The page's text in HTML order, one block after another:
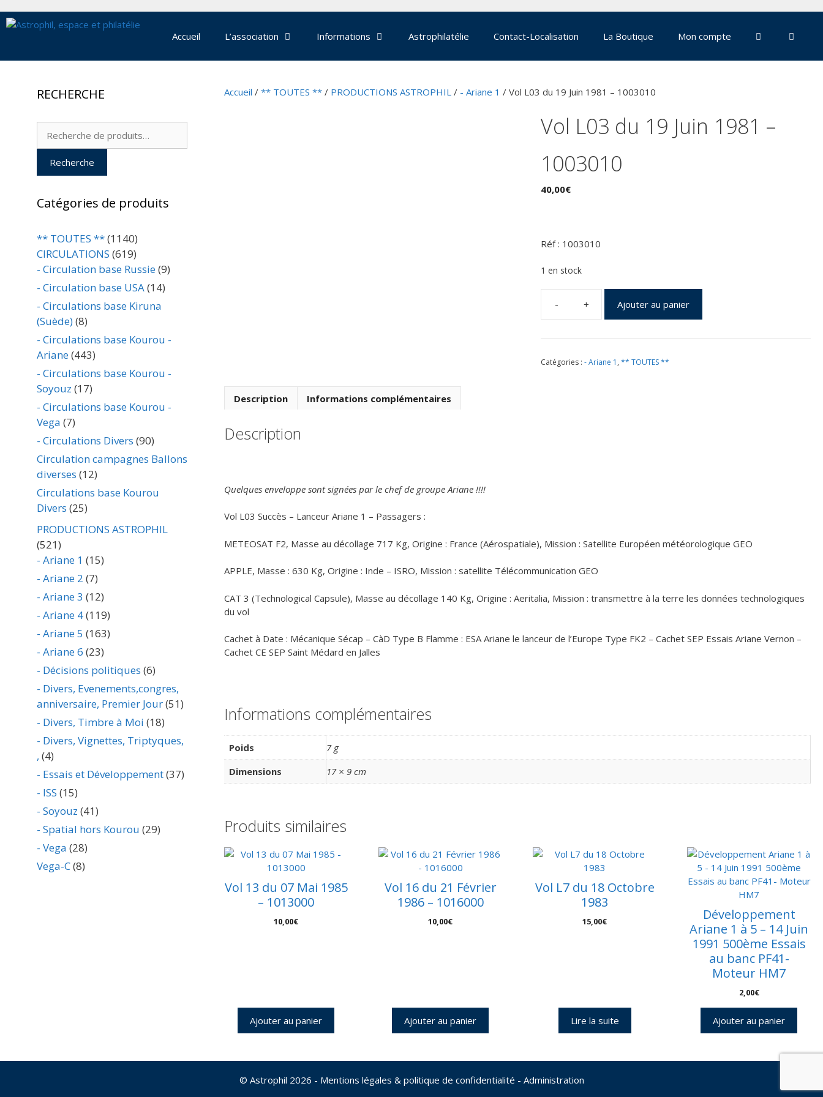
au
Accueil L’association Informations Astrophilatélie Contact-Localisation La Boutique Mon compte
Accueil / ** TOUTES ** / PRODUCTIONS ASTROPHIL / - Ariane 1 / Vol L03 du 19 Juin 1981 – 1003010
Vol L03 du 19 Juin 1981 –
1003010
40,00€
Réf : 1003010
1 en stock
quantité
de
Vol
du
Ajouter au panier
Catégories :- Ariane 1 ,** TOUTES **
Description Informations complémentaires
Description
Quelques enveloppe sont signées par le chef de groupe Ariane !!!!
Vol L03 Succès – Lanceur Ariane 1 – Passagers :
METEOSAT F2, Masse au décollage 717 Kg, Origine : France (Aérospatiale), Mission : Satellite Européen météorologique GEO
APPLE, Masse : 630 Kg, Origine : Inde – ISRO, Mission : satellite Télécommunication GEO
CAT 3 (Technological Capsule), Masse au décollage 140 Kg, Origine : Aeritalia, Mission : transmettre à la terre les données technologiques
du vol
Cachet à Date : Mécanique Sécap – CàD Type B Flamme : ESA Ariane le lanceur de l’Europe Type FK2 – Cachet SEP Essais Ariane Vernon –
Cachet CE SEP Saint Médard en Jalles
Informations complémentaires
Poids
7 g
Dimensions
17 × 9 cm
Produits similaires
Vol 13 du 07 Mai 1985
– 1013000
10,00€
Ajouter au panier
Vol 16 du 21 Février
1986 – 1016000
10,00€
Ajouter au panier
Vol L7 du 18 Octobre
1983
15,00€
Lire la suite
Développement
Ariane 1 à 5 – 14 Juin
1991 500ème Essais
au banc PF41-
Moteur HM7
2,00€
Ajouter au panier
RECHERCHE
Recherche
Recherche
Catégories de produits
** TOUTES **(1140)
CIRCULATIONS (619)
- Circulation base Russie(9)
- Circulation base USA(14)
- Circulations base Kiruna
(Suède)(8)
- Circulations base Kourou -
Ariane(443)
- Circulations base Kourou -
Soyouz (17)
- Circulations base Kourou -
Vega (7)
- Circulations Divers (90)
Circulation campagnes Ballons
diverses (12)
Circulations base Kourou
Divers (25)
PRODUCTIONS ASTROPHIL
(521)
- Ariane 1 (15)
- Ariane 2 (7)
- Ariane 3 (12)
- Ariane 4(119)
- Ariane 5 (163)
- Ariane 6 (23)
- Décisions politiques (6)
- Divers, Evenements,congres,
anniversaire, Premier Jour(51)
- Divers, Timbre à Moi (18)
- Divers, Vignettes, Triptyques,
, (4)
- Essais et Développement(37)
- ISS (15)
- Soyouz (41)
- Spatial hors Kourou (29)
- Vega (28)
Vega-C(8)
© Astrophil 2026 - Mentions légales & politique de confidentialité - Administration